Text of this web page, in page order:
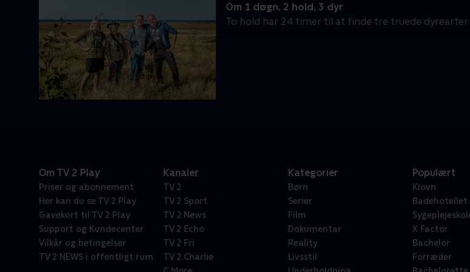
Om 1 døgn, 2 hold, 3 dyr
To hold har 24 timer til at finde tre truede dyrearter
Om TV 2 Play
Priser og abonnement
Her kan du se TV 2 Play
Gavekort til TV 2 Play
Support og Kundecenter
Vilkår og betingelser
TV 2 NEWS i offentligt rum
Kanaler
TV 2
TV 2 Sport
TV 2 News
TV 2 Echo
TV 2 Fri
TV 2 Charlie
Kategorier
Børn
Serier
Film
Dokumentar
Reality
Livsstil
Populært
Klovn
Badehotellet
X Factor
Bachelor
Forræder